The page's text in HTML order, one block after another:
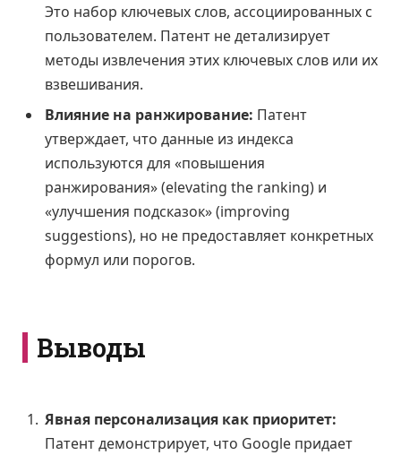
Это набор ключевых слов, ассоциированных с
пользователем. Патент не детализирует
методы извлечения этих ключевых слов или их
взвешивания.
Влияние на ранжирование: Патент
утверждает, что данные из индекса
используются для «повышения
ранжирования» (elevating the ranking) и
«улучшения подсказок» (improving
suggestions), но не предоставляет конкретных
формул или порогов.
Выводы
Явная персонализация как приоритет:
Патент демонстрирует, что Google придает